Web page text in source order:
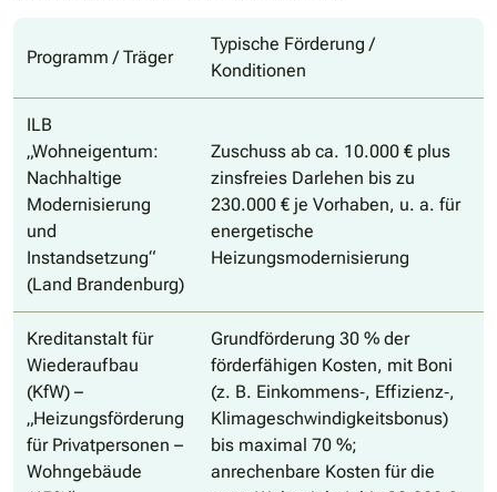
Programm / Träger
Typische Förderung /
Konditionen
ILB
„Wohneigentum:
Nachhaltige
Modernisierung
und
Instandsetzung“
(Land Brandenburg)
Zuschuss ab ca. 10.000 € plus
zinsfreies Darlehen bis zu
230.000 € je Vorhaben, u. a. für
energetische
Heizungsmodernisierung
Kreditanstalt für
Wiederaufbau
(KfW) –
„Heizungsförderung
für Privatpersonen –
Wohngebäude
Grundförderung 30 % der
förderfähigen Kosten, mit Boni
(z. B. Einkommens‐, Effizienz‐,
Klimageschwindigkeitsbonus)
bis maximal 70 %;
anrechenbare Kosten für die